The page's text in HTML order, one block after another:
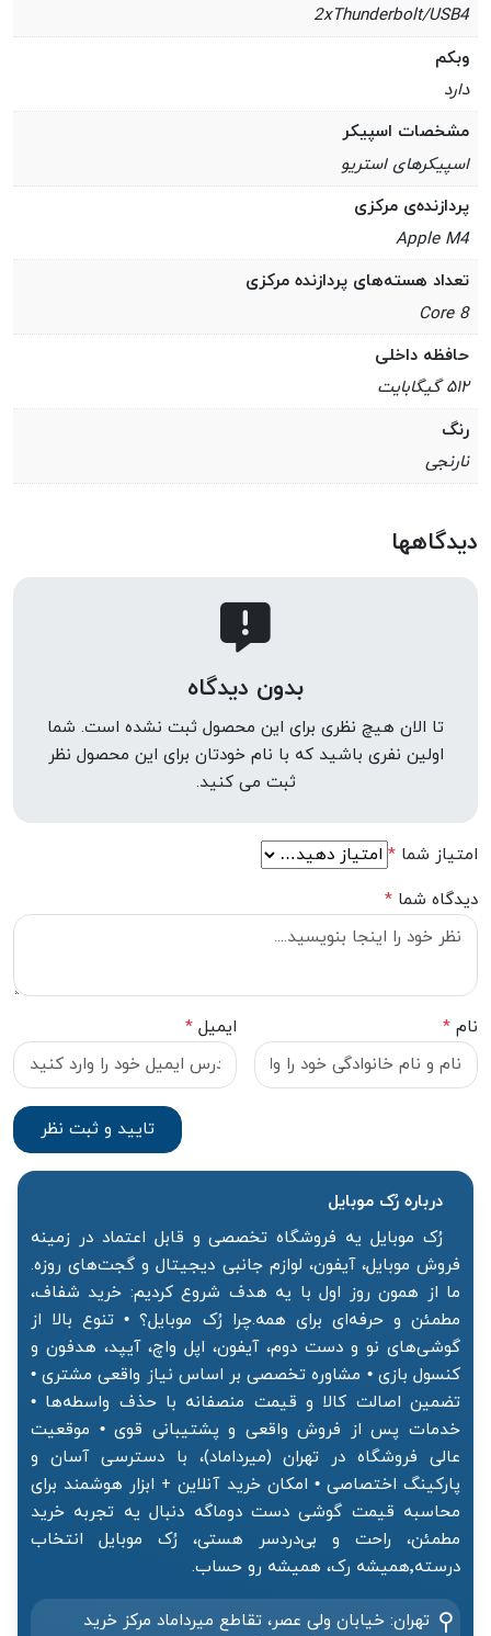
2xThunderbolt/USB4
وبکم
دارد
مشخصات اسپیکر
اسپیکرهای استریو
پردازنده‌ی مرکزی
Apple M4
تعداد هسته‌های پردازنده مرکزی
8 Core
حافظه داخلی
۵۱۲ گیگابایت
رنگ
نارنجی
دیدگاهها
بدون دیدگاه
تا الان هیچ نظری برای این محصول ثبت نشده است. شما
اولین نفری باشید که با نام خودتان برای این محصول نظر
ثبت می کنید.
امتیاز شما *
دیدگاه شما *
نام * ایمیل *
درباره رُک‌ موبایل
رُک موبایل یه فروشگاه تخصصی و قابل اعتماد در زمینه
فروش موبایل، آیفون، لوازم جانبی دیجیتال و گجت‌های روزه.
ما از همون روز اول با یه هدف شروع کردیم: خرید شفاف،
مطمئن و حرفه‌ای برای همه.چرا رُک موبایل؟ • تنوع بالا از
گوشی‌های نو و دست دوم، آیفون، اپل واچ، آیپد، هدفون و
کنسول بازی • مشاوره تخصصی بر اساس نیاز واقعی مشتری •
تضمین اصالت کالا و قیمت منصفانه با حذف واسطه‌ها •
خدمات پس از فروش واقعی و پشتیبانی قوی • موقعیت
عالی فروشگاه در تهران (میرداماد)، با دسترسی آسان و
پارکینگ اختصاصی • امکان خرید آنلاین + ابزار هوشمند برای
محاسبه قیمت گوشی دست دوماگه دنبال یه تجربه خرید
مطمئن، راحت و بی‌دردسر هستی، رُک موبایل انتخاب
درسته٬همیشه رک، همیشه رو حساب.
تهران: خیابان ولی عصر، تقاطع میرداماد مرکز خرید‌